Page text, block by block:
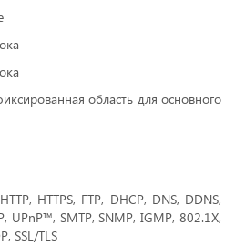
область для основного
HTTPS, FTP, DHCP, DNS, DDNS,
UPnP™, SMTP, SNMP, IGMP, 802.1X,
SSL/TLS